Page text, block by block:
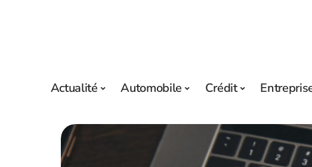
Actualité Automobile Crédit